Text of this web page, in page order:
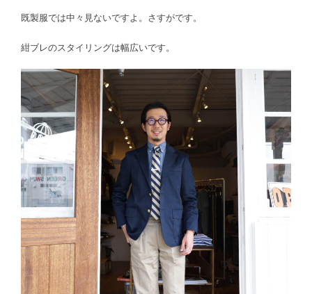
既製服では中々見ないですよ。さすがです。
紺ブレのスタイリングは幅広いです。